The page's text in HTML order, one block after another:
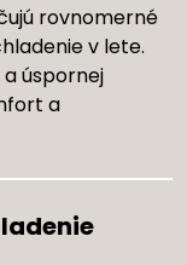
rovnomerné
v lete.
úspornej
a